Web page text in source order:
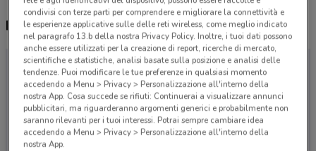
Negozi Cassa di Ravenna a Senigallia
condivisi con terze parti per comprendere e migliorare la connettività e
le esperienze applicative sulle delle reti wireless, come meglio indicato
nel paragrafo 13.b della nostra Privacy Policy. Inoltre, i tuoi dati possono
anche essere utilizzati per la creazione di report, ricerche di mercato,
scientifiche e statistiche, analisi basate sulla posizione e analisi delle
tendenze. Puoi modificare le tue preferenze in qualsiasi momento
accedendo a Menu > Privacy > Personalizzazione all'interno della
nostra App. Cosa succede se rifiuti: Continuerai a visualizzare annunci
pubblicitari, ma riguarderanno argomenti generici e probabilmente non
saranno rilevanti per i tuoi interessi. Potrai sempre cambiare idea
accedendo a Menu > Privacy > Personalizzazione all'interno della
nostra App.